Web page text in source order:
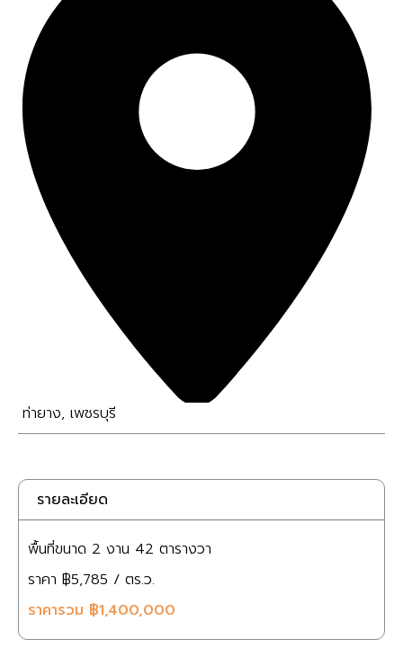
ท่ายาง, เพชรบุรี
รายละเอียด
พื้นที่ขนาด 2 งาน 42 ตารางวา
ราคา ฿5,785 / ตร.ว.
ราคารวม ฿1,400,000